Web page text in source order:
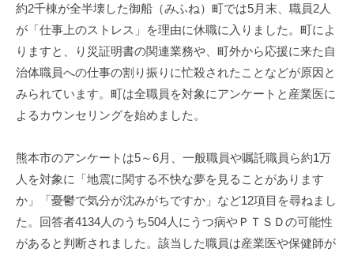
約2千棟が全半壊した御船（みふね）町では5月末、職員2人
が「仕事上のストレス」を理由に休職に入りました。町によ
りますと、り災証明書の関連業務や、町外から応援に来た自
治体職員への仕事の割り振りに忙殺されたことなどが原因と
みられています。町は全職員を対象にアンケートと産業医に
よるカウンセリングを始めました。
熊本市のアンケートは5～6月、一般職員や嘱託職員ら約1万
人を対象に「地震に関する不快な夢を見ることがあります
か」「憂鬱で気分が沈みがちですか」など12項目を尋ねまし
た。回答者4134人のうち504人にうつ病やＰＴＳＤの可能性
があると判断されました。該当した職員は産業医や保健師が